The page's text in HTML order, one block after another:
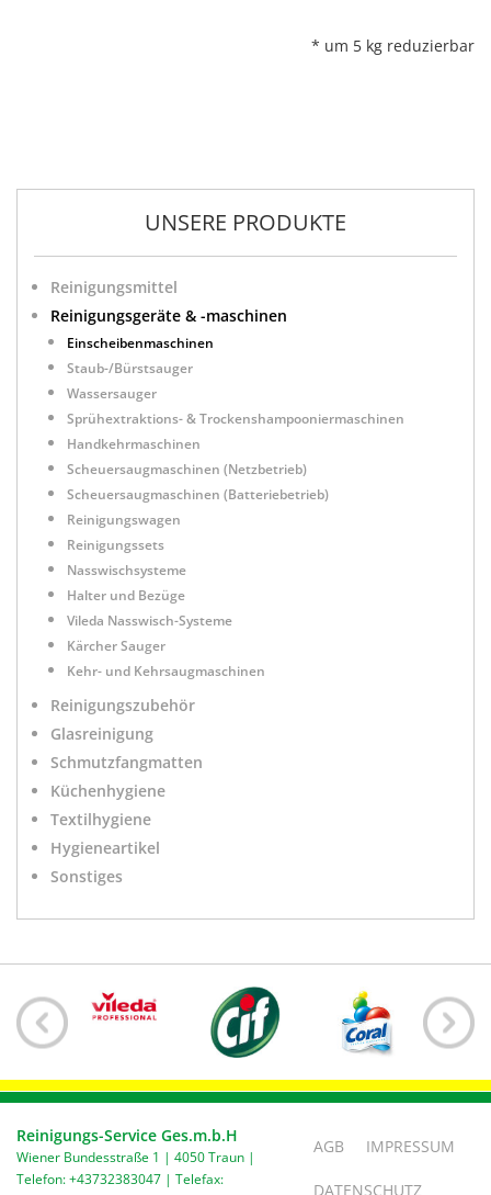
* um 5 kg reduzierbar
UNSERE PRODUKTE
Reinigungsmittel
Reinigungsgeräte & -maschinen
Einscheibenmaschinen
Staub-/Bürstsauger
Wassersauger
Sprühextraktions- & Trockenshampooniermaschinen
Handkehrmaschinen
Scheuersaugmaschinen (Netzbetrieb)
Scheuersaugmaschinen (Batteriebetrieb)
Reinigungswagen
Reinigungssets
Nasswischsysteme
Halter und Bezüge
Vileda Nasswisch-Systeme
Kärcher Sauger
Kehr- und Kehrsaugmaschinen
Reinigungszubehör
Glasreinigung
Schmutzfangmatten
Küchenhygiene
Textilhygiene
Hygieneartikel
Sonstiges
Reinigungs-Service Ges.m.b.H
Wiener Bundesstraße 1 | 4050 Traun |
Telefon: +43732383047 | Telefax:
AGB IMPRESSUM
DATENSCHUTZ